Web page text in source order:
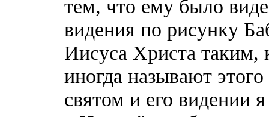
тем, что ему было
видения по рисунку
Иисуса Христа таким,
иногда называют
святом и его видении